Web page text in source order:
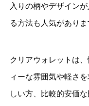
入りの柄やデザイン
る方法も人気がありま
クリアウォレットは
ィーな雰囲気や軽さ
しい方、比較的安価